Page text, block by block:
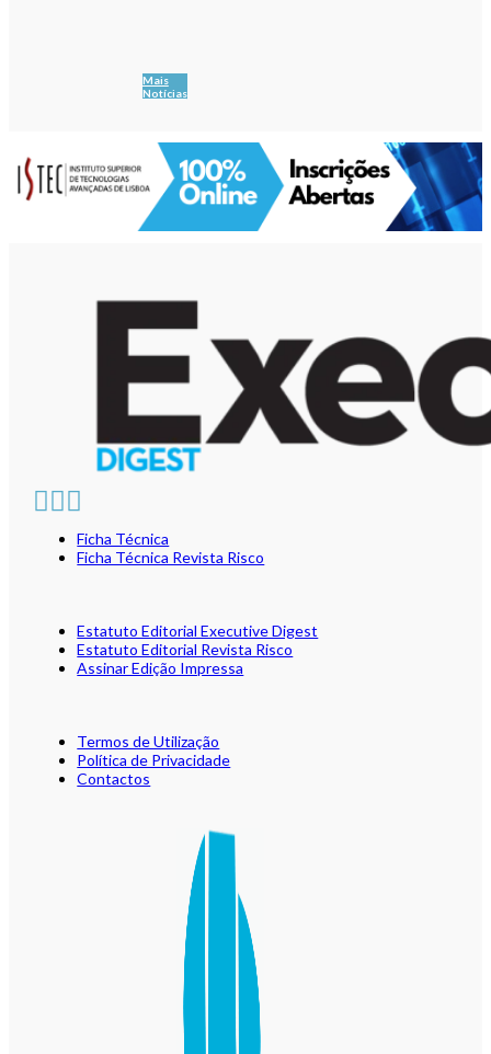
Mais
Notícias
Ficha Técnica
Ficha Técnica Revista Risco
Estatuto Editorial Executive Digest
Estatuto Editorial Revista Risco
Assinar Edição Impressa
Termos de Utilização
Política de Privacidade
Contactos